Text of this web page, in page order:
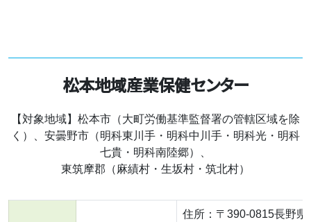
松本地域産業保健センター
【対象地域】松本市（大町労働基準監督署の管轄区域を除
く）、安曇野市（明科東川手・明科中川手・明科光・明科
七貴・明科南陸郷）、
東筑摩郡（麻績村・生坂村・筑北村）
住所：〒390-0815長野